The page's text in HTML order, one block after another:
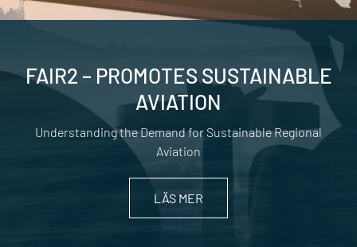
FAIR2 – PROMOTES SUSTAINABLE
AVIATION
Understanding the Demand for Sustainable Regional
Aviation
LÄS MER